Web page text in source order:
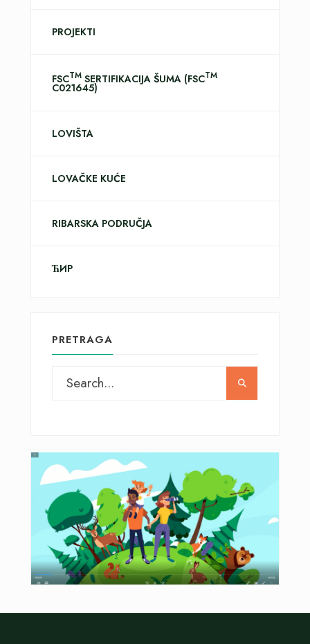
PROJEKTI
FSCTM SERTIFIKACIJA ŠUMA (FSCTM
C021645)
LOVIŠTA
LOVAČKE KUĆE
RIBARSKA PODRUČJA
ЋИР
PRETRAGA